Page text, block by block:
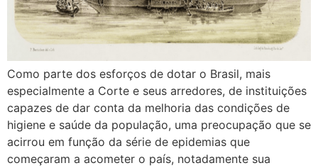
Como parte dos esforços de dotar o Brasil, mais
especialmente a Corte e seus arredores, de instituições
capazes de dar conta da melhoria das condições de
higiene e saúde da população, uma preocupação que se
acirrou em função da série de epidemias que
começaram a acometer o país, notadamente sua